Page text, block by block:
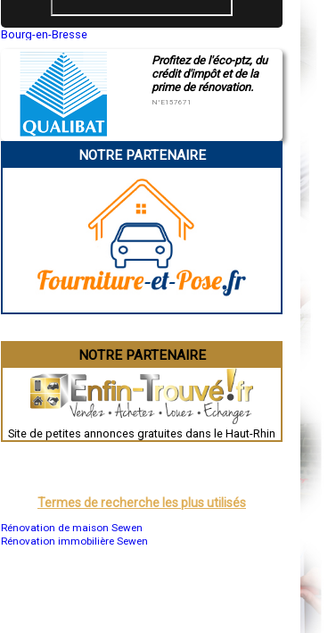
Bourg-en-Bresse
Montluçon
Manosque
Gap
Charleville-Mézières
Pamiers
Narbonne
Brive-la-Gaillarde
Guéret
Besançon
Évreux
Chartres
Nîmes
Auch
Dole
Mont-de-Marsan
Profitez de l'éco-ptz, du
crédit d'impôt et de la
prime de rénovation.
N°E157671
NOTRE PARTENAIRE
NOTRE PARTENAIRE
Site de petites annonces gratuites dans le Haut-Rhin
Termes de recherche les plus utilisés
Rénovation de maison Sewen
Rénovation immobilière Sewen